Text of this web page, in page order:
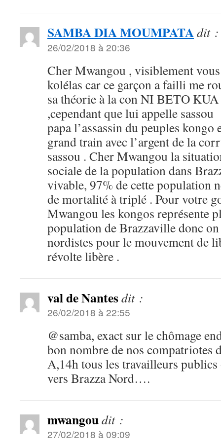
SAMBA DIA MOUMPATAdit :
26/02/2018 à 20:36
Cher Mwangou , visiblement
kolélas car ce garçon a failli me
sa théorie à la con NI BETO
,cependant que lui appelle sassou
papa l’assassin du peuples
grand train avec l’argent de la
sassou . Cher Mwangou la
sociale de la population dans
vivable, 97% de cette population
de mortalité à triplé . Pour votre
Mwangou les kongos représente
population de Brazzaville donc on
nordistes pour le mouvement de
révolte libère .
val de Nantesdit :
26/02/2018 à 22:55
@samba, exact sur le chômage
bon nombre de nos
A,14h tous les travailleurs
vers Brazza Nord….
mwangoudit :
27/02/2018 à 09:09